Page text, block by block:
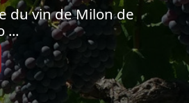
du vin de Milon de
...